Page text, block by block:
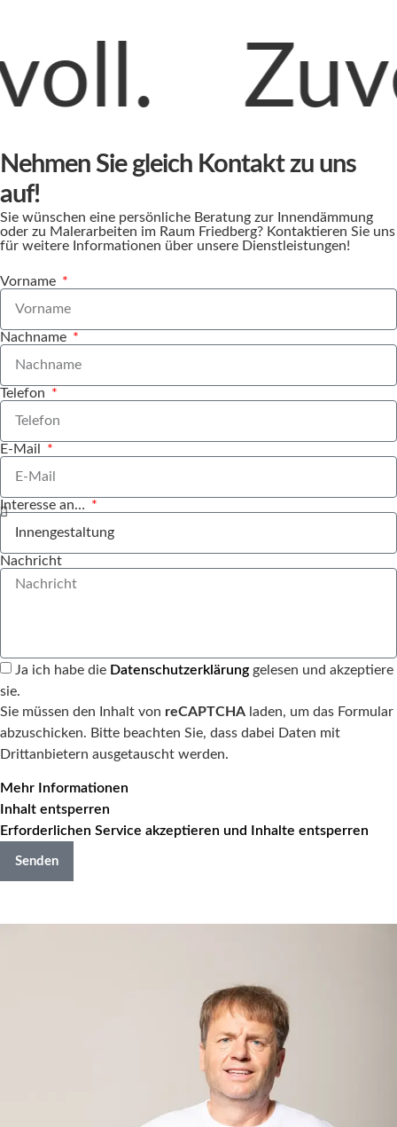
Nehmen Sie gleich Kontakt zu uns
auf!
Sie wünschen eine persönliche Beratung zur Innendämmung
oder zu Malerarbeiten im Raum Friedberg? Kontaktieren Sie uns
für weitere Informationen über unsere Dienstleistungen!
Vorname
Nachname
Telefon
E-Mail
Interesse an…
Nachricht
Ja ich habe die Datenschutzerklärung gelesen und akzeptiere
sie.
Sie müssen den Inhalt von reCAPTCHA laden, um das Formular
abzuschicken. Bitte beachten Sie, dass dabei Daten mit
Drittanbietern ausgetauscht werden.
Mehr Informationen
Inhalt entsperren
Erforderlichen Service akzeptieren und Inhalte entsperren
Senden